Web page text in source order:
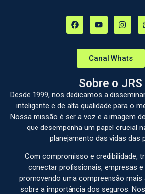
Canal Whats
Sobre o JRS
Desde 1999, nos dedicamos a
inteligente e de alta qualidade para o
Nossa missão é ser a voz e a imagem
que desempenha um papel crucial
planejamento das vidas das
Com compromisso e credibilidade,
conectar profissionais, empresas
promovendo uma compreensão mais
sobre a importância dos seguros.